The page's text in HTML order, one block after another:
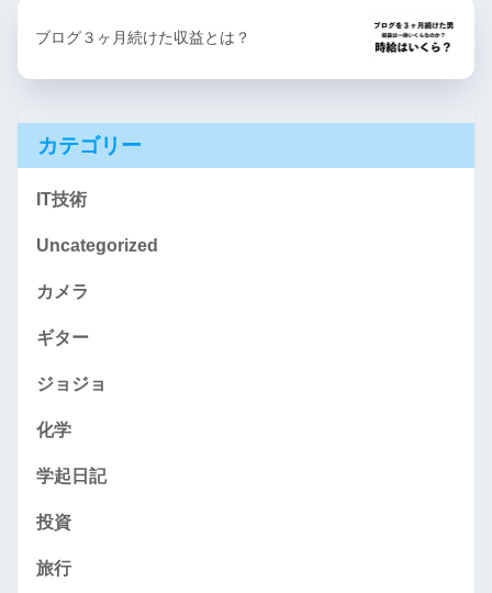
ブログ３ヶ月続けた収益とは？
カテゴリー
IT技術
Uncategorized
カメラ
ギター
ジョジョ
化学
学起日記
投資
旅行